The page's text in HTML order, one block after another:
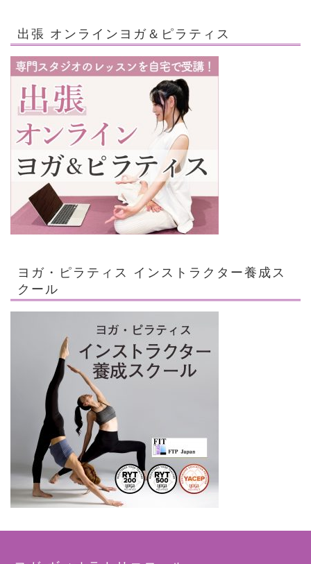
出張 オンラインヨガ＆ピラティス
ヨガ・ピラティス インストラクター養成ス
クール